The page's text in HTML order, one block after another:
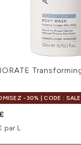
-30% | CODE :
par L